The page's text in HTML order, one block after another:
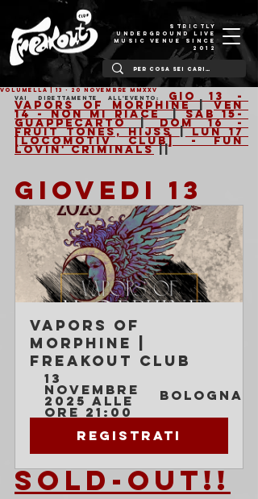
STRICTLY
UNDERGROUND LIVE
MUSIC VENUE SINCE
2012
VOLUMELLA | 13 - 20 Novembre MMXXV
Vai direttamente all'evento: Gio 13 -
Vapors Of Morphine | Ven
14 - Non mi piace | Sab 15-
Guappecartò | Dom 16 -
Fruit Tones, Hijss | Lun 17
[Locomotiv Club] - Fun
Lovin' Criminals ||
GIOVEDI 13
Vapors of
MORPHINE |
Freakout Club
13
novembre
2025 alle
ore 21:00
Bologna
Registrati
SOLD-OUT!!